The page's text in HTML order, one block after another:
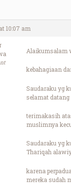
10:07 am
Alaikumsalam
kebahagiaan
Saudaraku yg
selamat
terimakasih
muslimnya
Saudaraku yg
Thariqah
karena
mereka sudah